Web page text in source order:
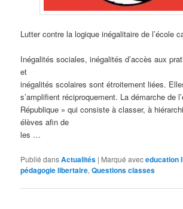
Lutter contre la logique inégalitaire de l’école
Inégalités sociales, inégalités d’accès aux
et
inégalités scolaires sont étroitement liées.
s’amplifient réciproquement. La démarche de
République » qui consiste à classer, à
élèves afin de
les …
Publié dansActualités | Marqué aveceducation
pédagogie libertaire,Questions classes